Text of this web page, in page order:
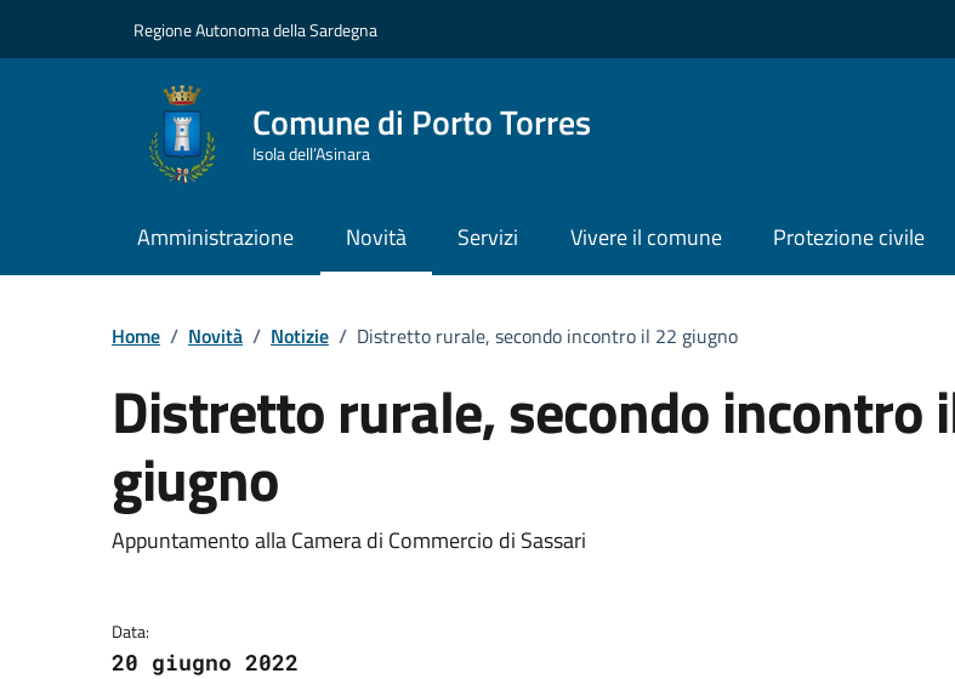
Regione Autonoma della Sardegna
Comune di Porto Torres
Isola dell’Asinara
Amministrazione Novità Servizi Vivere il comune Protezione civile
Home / Novità / Notizie / Distretto rurale, secondo incontro il 22 giugno
Distretto rurale, secondo incontro
giugno
Dettagli della notizia
Appuntamento alla Camera di Commercio di Sassari
Data:
20 giugno 2022